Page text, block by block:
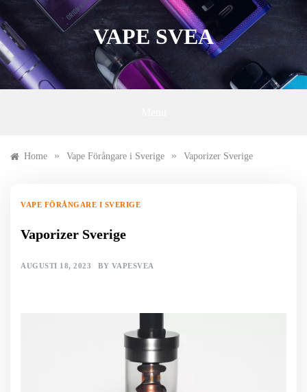
to
content
VAPE SVEA
Home » Vape Förångare i Sverige » Vaporizer Sverige
VAPE FÖRÅNGARE I SVERIGE
Vaporizer Sverige
AUGUSTI 18, 2023 BY VAPESVEA